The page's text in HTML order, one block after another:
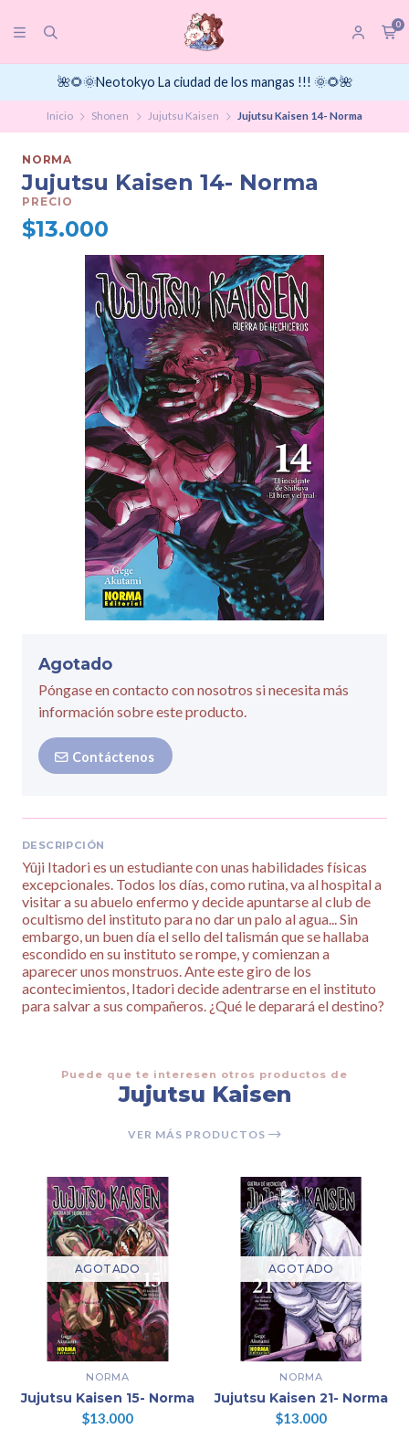
0
🌺🌻🌞Neotokyo La ciudad de los mangas !!! 🌞🌻🌺
Inicio Shonen Jujutsu Kaisen Jujutsu Kaisen 14- Norma
NORMA
Jujutsu Kaisen 14- Norma
PRECIO
$13.000
Agotado
Póngase en contacto con nosotros si necesita más
información sobre este producto.
Contáctenos
DESCRIPCIÓN
Yûji Itadori es un estudiante con unas habilidades físicas
excepcionales. Todos los días, como rutina, va al hospital a
visitar a su abuelo enfermo y decide apuntarse al club de
ocultismo del instituto para no dar un palo al agua... Sin
embargo, un buen día el sello del talismán que se hallaba
escondido en su instituto se rompe, y comienzan a
aparecer unos monstruos. Ante este giro de los
acontecimientos, Itadori decide adentrarse en el instituto
para salvar a sus compañeros. ¿Qué le deparará el destino?
Puede que te interesen otros productos de
Jujutsu Kaisen
VER MÁS PRODUCTOS
AGOTADO
NORMA
Jujutsu Kaisen 15- Norma
$13.000
AGOTADO
NORMA
Jujutsu Kaisen 21- Norma
$13.000